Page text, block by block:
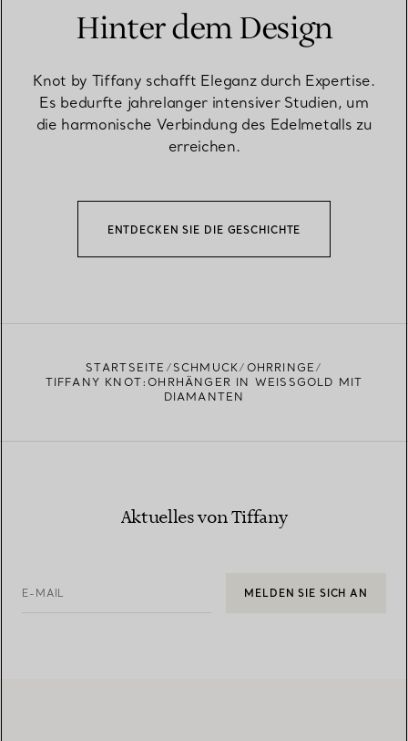
Hinter dem Design
Knot by Tiffany schafft Eleganz durch Expertise.
Es bedurfte jahrelanger intensiver Studien, um
die harmonische Verbindung des Edelmetalls zu
erreichen.
ENTDECKEN SIE DIE GESCHICHTE
STARTSEITE SCHMUCK
OHRRINGE
TIFFANY KNOT:OHRHÄNGER IN WEISSGOLD MIT D
IAMANTEN
Aktuelles von Tiffany
E-MAIL MELDEN SIE SICH AN